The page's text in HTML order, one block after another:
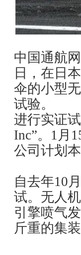
中国通航
日，在日
伞的小型
试验。
进行实证
Inc”。1月
公司计划
自去年10
试。无人
引擎喷气
斤重的集装